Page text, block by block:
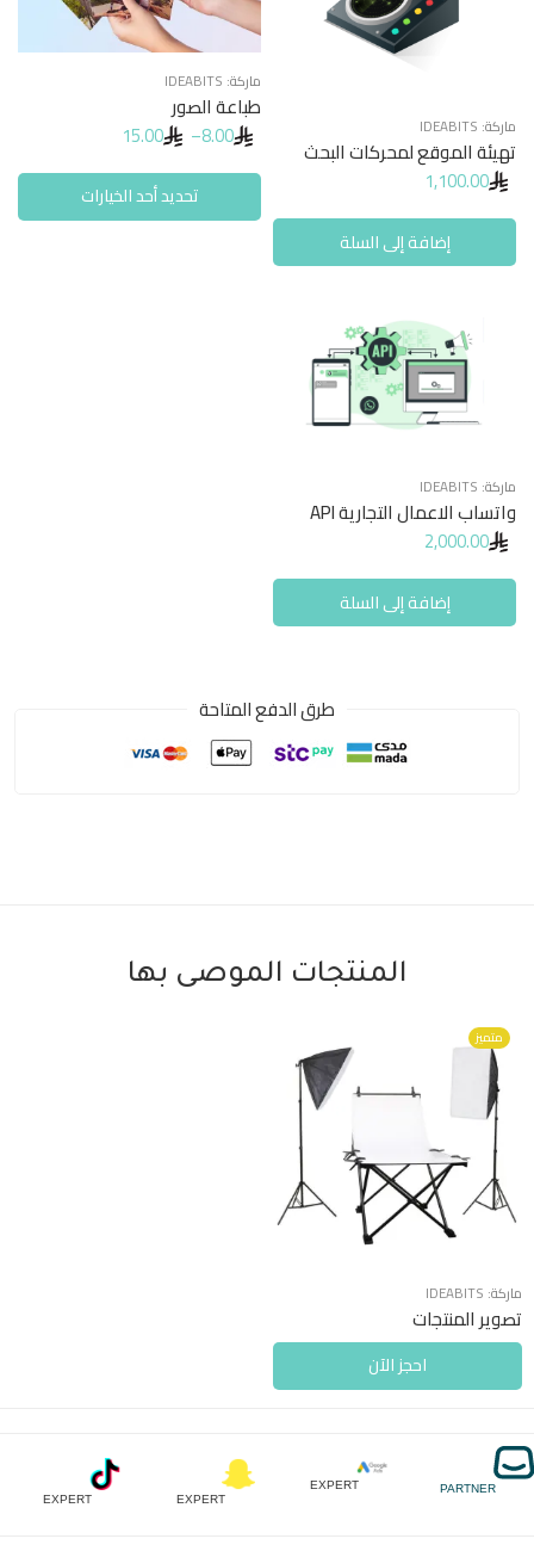
ماركة: IDEABITS
تهيئة الموقع لمحركات البحث
1,100.00
إضافة إلى السلة
ماركة: IDEABITS
طباعة الصور
8.00
–
15.00
4×6
صور مغناطيس
تحديد أحد الخيارات
ماركة: IDEABITS
واتساب الاعمال التجارية API
2,000.00
إضافة إلى السلة
طرق الدفع المتاحة
المنتجات الموصى بها
متميز
ماركة: IDEABITS
تصوير المنتجات
احجز الآن
PARTNER
EXPERT
EXPERT
EXPERT